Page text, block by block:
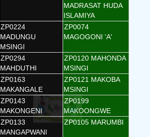
MADRASAT HUDA
ISLAMIYA
ZP0224
MADUNGU
MSINGI
ZP0074
MAGOGONI 'A'
ZP0294
MAHDUTHI
ZP0120 MAHONDA
MSINGI
ZP0163
MAKANGALE
ZP0121 MAKOBA
MSINGI
ZP0143
MAKONGENI
ZP0199
MAKOONGWE
ZP0133
MANGAPWANI
ZP0105 MARUMBI